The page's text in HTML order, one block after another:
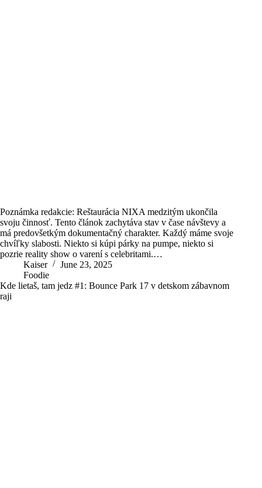
Poznámka redakcie: Reštaurácia NIXA medzitým ukončila
svoju činnosť. Tento článok zachytáva stav v čase návštevy a
má predovšetkým dokumentačný charakter. Každý máme svoje
chvíľky slabosti. Niekto si kúpi párky na pumpe, niekto si
pozrie reality show o varení s celebritami.…
Kaiser
June 23, 2025
Foodie
Kde lietaš, tam jedz #1: Bounce Park 17 v detskom zábavnom
raji